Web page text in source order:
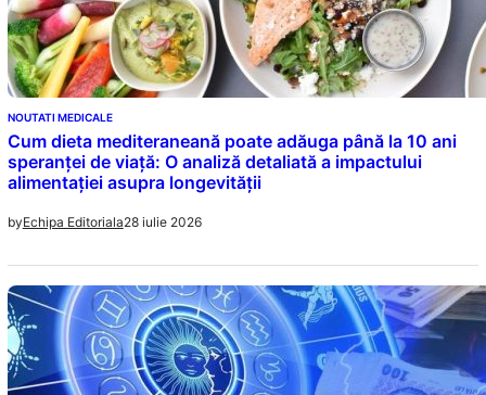
NOUTATI MEDICALE
Cum dieta mediteraneană poate adăuga până la 10 ani
speranței de viață: O analiză detaliată a impactului
alimentației asupra longevității
byEchipa Editoriala28 iulie 2026